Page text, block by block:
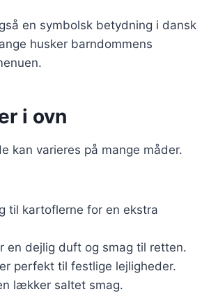
en symbolsk betydning i dansk
husker barndommens
i ovn
kan varieres på mange måder.
til kartoflerne for en ekstra
en dejlig duft og smag til retten.
perfekt til festlige lejligheder.
lækker saltet smag.